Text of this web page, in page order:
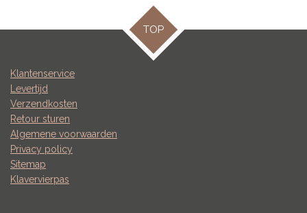
TOP
Klantenservice
Levertijd
Verzendkosten
Retour sturen
Algemene voorwaarden
Privacy policy
Sitemap
Klavervierpas